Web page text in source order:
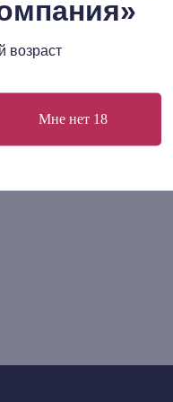
возраст
Мне нет 18
1 160 р.
В корзину